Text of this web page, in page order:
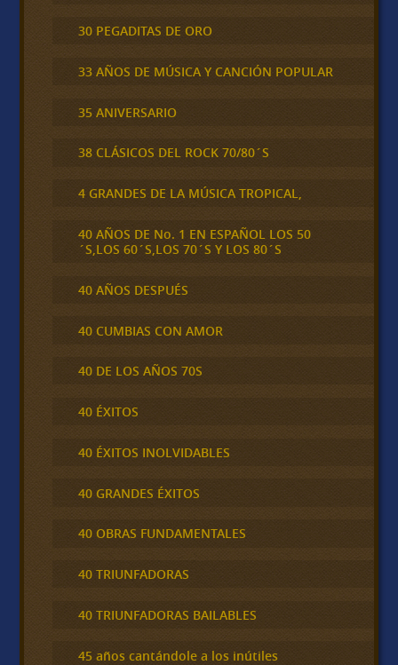
30 PEGADITAS DE ORO
33 AÑOS DE MÚSICA Y CANCIÓN POPULAR
35 ANIVERSARIO
38 CLÁSICOS DEL ROCK 70/80´S
4 GRANDES DE LA MÚSICA TROPICAL,
40 AÑOS DE No. 1 EN ESPAÑOL LOS 50
´S,LOS 60´S,LOS 70´S Y LOS 80´S
40 AÑOS DESPUÉS
40 CUMBIAS CON AMOR
40 DE LOS AÑOS 70S
40 ÉXITOS
40 ÉXITOS INOLVIDABLES
40 GRANDES ÉXITOS
40 OBRAS FUNDAMENTALES
40 TRIUNFADORAS
40 TRIUNFADORAS BAILABLES
45 años cantándole a los inútiles